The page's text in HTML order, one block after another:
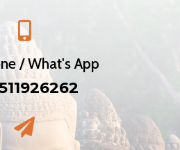

/ What's App
